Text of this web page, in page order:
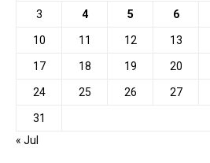
3 4 5 6
10 11 12 13
17 18 19 20
24 25 26 27
31
« Jul